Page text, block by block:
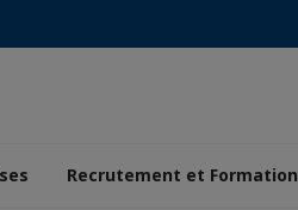
Recrutement et Formation